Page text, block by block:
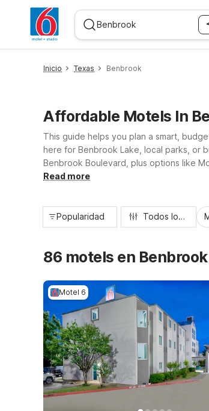
Inicio Texas Benbrook
Affordable Motels In
This guide helps you plan a smart,
here for Benbrook Lake, local parks, or
Benbrook Boulevard, plus options like
friendly stays that keep your trip simple,
Read more
Popularidad Todos los filtros
86 motels en Benbrook
Motel 6